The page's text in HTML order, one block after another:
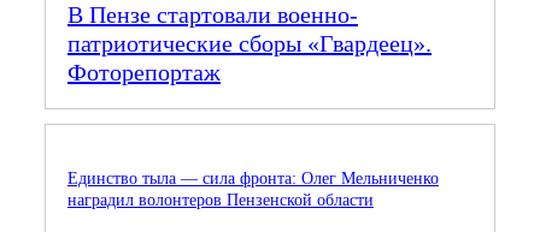
В Пензе стартовали военно-
патриотические сборы «Гвардеец».
Фоторепортаж
Единство тыла — сила фронта: Олег Мельниченко
наградил волонтеров Пензенской области